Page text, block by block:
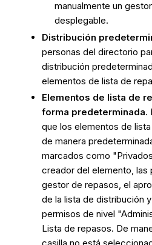
manualmente un
desplegable.
Distribución
personas del directorio
distribución
elementos de lista de
Elementos de lista de
forma predeterminada.
que los elementos de
de manera
marcados como
creador del elemento, las
gestor de repasos, el
de la lista de distribución
permisos de nivel
Lista de repasos. De